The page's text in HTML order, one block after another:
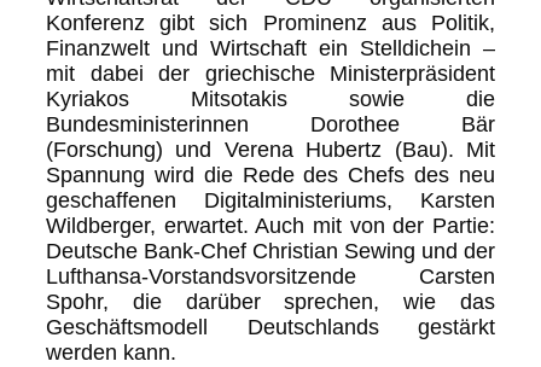
Konferenz gibt sich Prominenz aus Politik,
Finanzwelt und Wirtschaft ein Stelldichein –
mit dabei der griechische Ministerpräsident
Kyriakos Mitsotakis sowie die
Bundesministerinnen Dorothee Bär
(Forschung) und Verena Hubertz (Bau). Mit
Spannung wird die Rede des Chefs des neu
geschaffenen Digitalministeriums, Karsten
Wildberger, erwartet. Auch mit von der Partie:
Deutsche Bank-Chef Christian Sewing und der
Lufthansa-Vorstandsvorsitzende Carsten
Spohr, die darüber sprechen, wie das
Geschäftsmodell Deutschlands gestärkt
werden kann.